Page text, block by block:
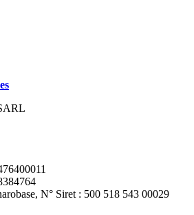
N° Siret : 500 518 543 00029